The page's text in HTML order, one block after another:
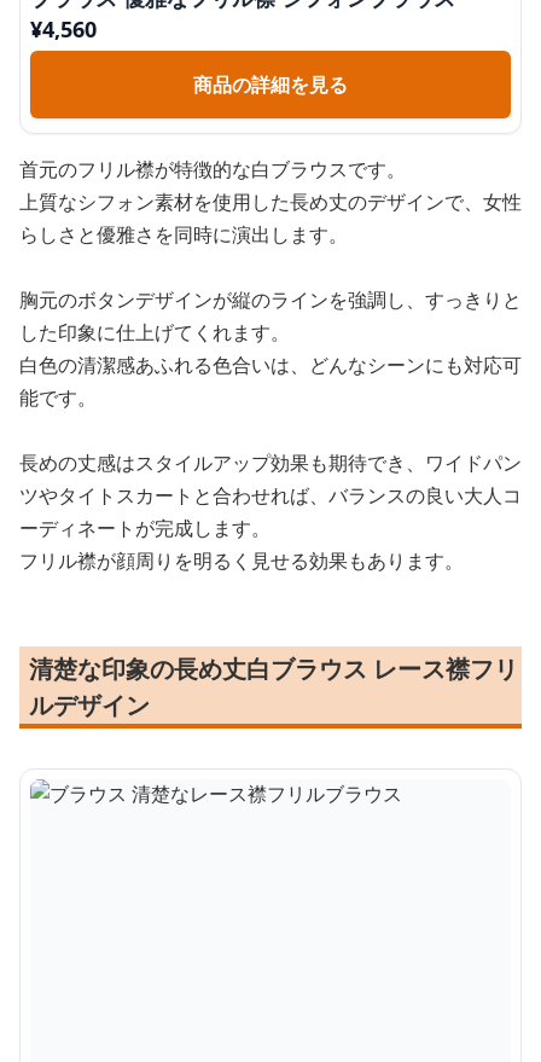
¥4,560
商品の詳細を見る
首元のフリル襟が特徴的な白ブラウスです。
上質なシフォン素材を使用した長め丈のデザインで、女性
らしさと優雅さを同時に演出します。
胸元のボタンデザインが縦のラインを強調し、すっきりと
した印象に仕上げてくれます。
白色の清潔感あふれる色合いは、どんなシーンにも対応可
能です。
長めの丈感はスタイルアップ効果も期待でき、ワイドパン
ツやタイトスカートと合わせれば、バランスの良い大人コ
ーディネートが完成します。
フリル襟が顔周りを明るく見せる効果もあります。
清楚な印象の長め丈白ブラウス レース襟フリ
ルデザイン